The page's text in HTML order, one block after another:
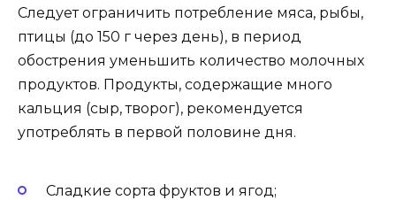
Следует ограничить потребление мяса, рыбы,
птицы (до 150 г через день), в период
обострения уменьшить количество молочных
продуктов. Продукты, содержащие много
кальция (сыр, творог), рекомендуется
употреблять в первой половине дня.
Сладкие сорта фруктов и ягод;